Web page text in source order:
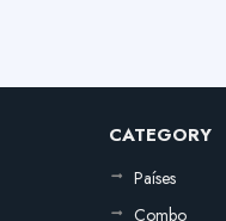
CATEGORY
Países
Combo